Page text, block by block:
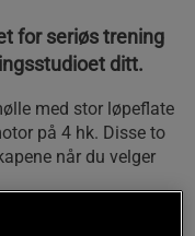
for seriøs trening
ditt.
med stor løpeflate
på 4 hk. Disse to
når du velger